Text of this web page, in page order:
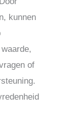
kunnen
of